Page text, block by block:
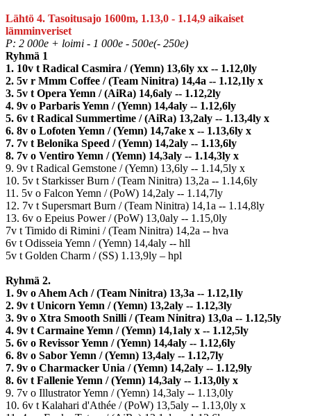
Lähtö 4. Tasoitusajo 1600m, 1.13,0 - 1.14,9 aikaiset
lämminveriset
P: 2 000e + loimi - 1 000e - 500e(- 250e)
Ryhmä 1
1. 10v t Radical Casmira / (Yemn) 13,6ly xx -- 1.12,0ly
2. 5v r Mmm Coffee / (Team Ninitra) 14,4a -- 1.12,1ly x
3. 5v t Opera Yemn / (AiRa) 14,6aly -- 1.12,2ly
4. 9v o Parbaris Yemn / (Yemn) 14,4aly -- 1.12,6ly
5. 6v t Radical Summertime / (AiRa) 13,2aly -- 1.13,4ly x
6. 8v o Lofoten Yemn / (Yemn) 14,7ake x -- 1.13,6ly x
7. 7v t Belonika Speed / (Yemn) 14,2aly -- 1.13,6ly
8. 7v o Ventiro Yemn / (Yemn) 14,3aly -- 1.14,3ly x
9. 9v t Radical Gemstone / (Yemn) 13,6ly -- 1.14,5ly x
10. 5v t Starkisser Burn / (Team Ninitra) 13,2a -- 1.14,6ly
11. 5v o Falcon Yemn / (PoW) 14,2aly -- 1.14,7ly
12. 7v t Supersmart Burn / (Team Ninitra) 14,1a -- 1.14,8ly
13. 6v o Epeius Power / (PoW) 13,0aly -- 1.15,0ly
7v t Timido di Rimini / (Team Ninitra) 14,2a -- hva
6v t Odisseia Yemn / (Yemn) 14,4aly -- hll
5v t Golden Charm / (SS) 1.13,9ly – hpl
Ryhmä 2.
1. 9v o Ahem Ach / (Team Ninitra) 13,3a -- 1.12,1ly
2. 9v t Unicorn Yemn / (Yemn) 13,2aly -- 1.12,3ly
3. 9v o Xtra Smooth Snilli / (Team Ninitra) 13,0a -- 1.12,5ly
4. 9v t Carmaine Yemn / (Yemn) 14,1aly x -- 1.12,5ly
5. 6v o Revissor Yemn / (Yemn) 14,4aly -- 1.12,6ly
6. 8v o Sabor Yemn / (Yemn) 13,4aly -- 1.12,7ly
7. 9v o Charmacker Unia / (Yemn) 14,2aly -- 1.12,9ly
8. 6v t Fallenie Yemn / (Yemn) 14,3aly -- 1.13,0ly x
9. 7v o Illustrator Yemn / (Yemn) 14,3aly -- 1.13,0ly
10. 6v t Kalahari d'Athée / (PoW) 13,5aly -- 1.13,0ly x